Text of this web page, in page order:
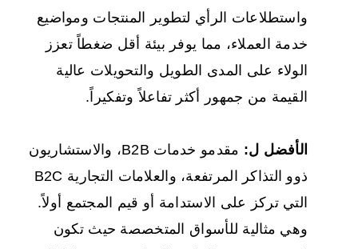
واستطلاعات الرأي لتطوير المنتجات ومواضيع
خدمة العملاء، مما يوفر بيئة أقل ضغطاً تعزز
الولاء على المدى الطويل والتحويلات عالية
القيمة من جمهور أكثر تفاعلاً وتفكيراً.
الأفضل ل:
مقدمو خدمات B2B، والاستشاريون
ذوو التذاكر المرتفعة، والعلامات التجارية B2C
التي تركز على الاستدامة أو قيم المجتمع أولاً.
وهي مثالية للأسواق المتخصصة حيث تكون